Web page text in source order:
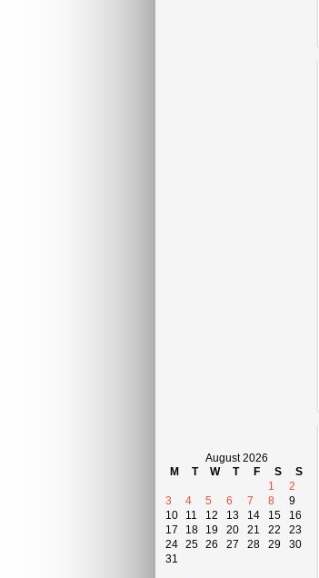
August 2026
M
T W T F S
S
1
2
3
4 5 6 7 8
9
10
11 12 13 14 15
16
17
18 19 20 21 22
23
24 25 26 27 28 29
30
31